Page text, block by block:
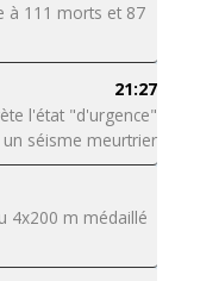
à 111 morts et 87
21:27
l'état "d'urgence"
un séisme meurtrier
4x200 m médaillé